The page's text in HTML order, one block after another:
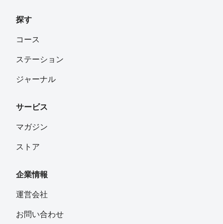
探す
コース
ステーション
ジャーナル
サービス
マガジン
ストア
企業情報
運営会社
お問い合わせ